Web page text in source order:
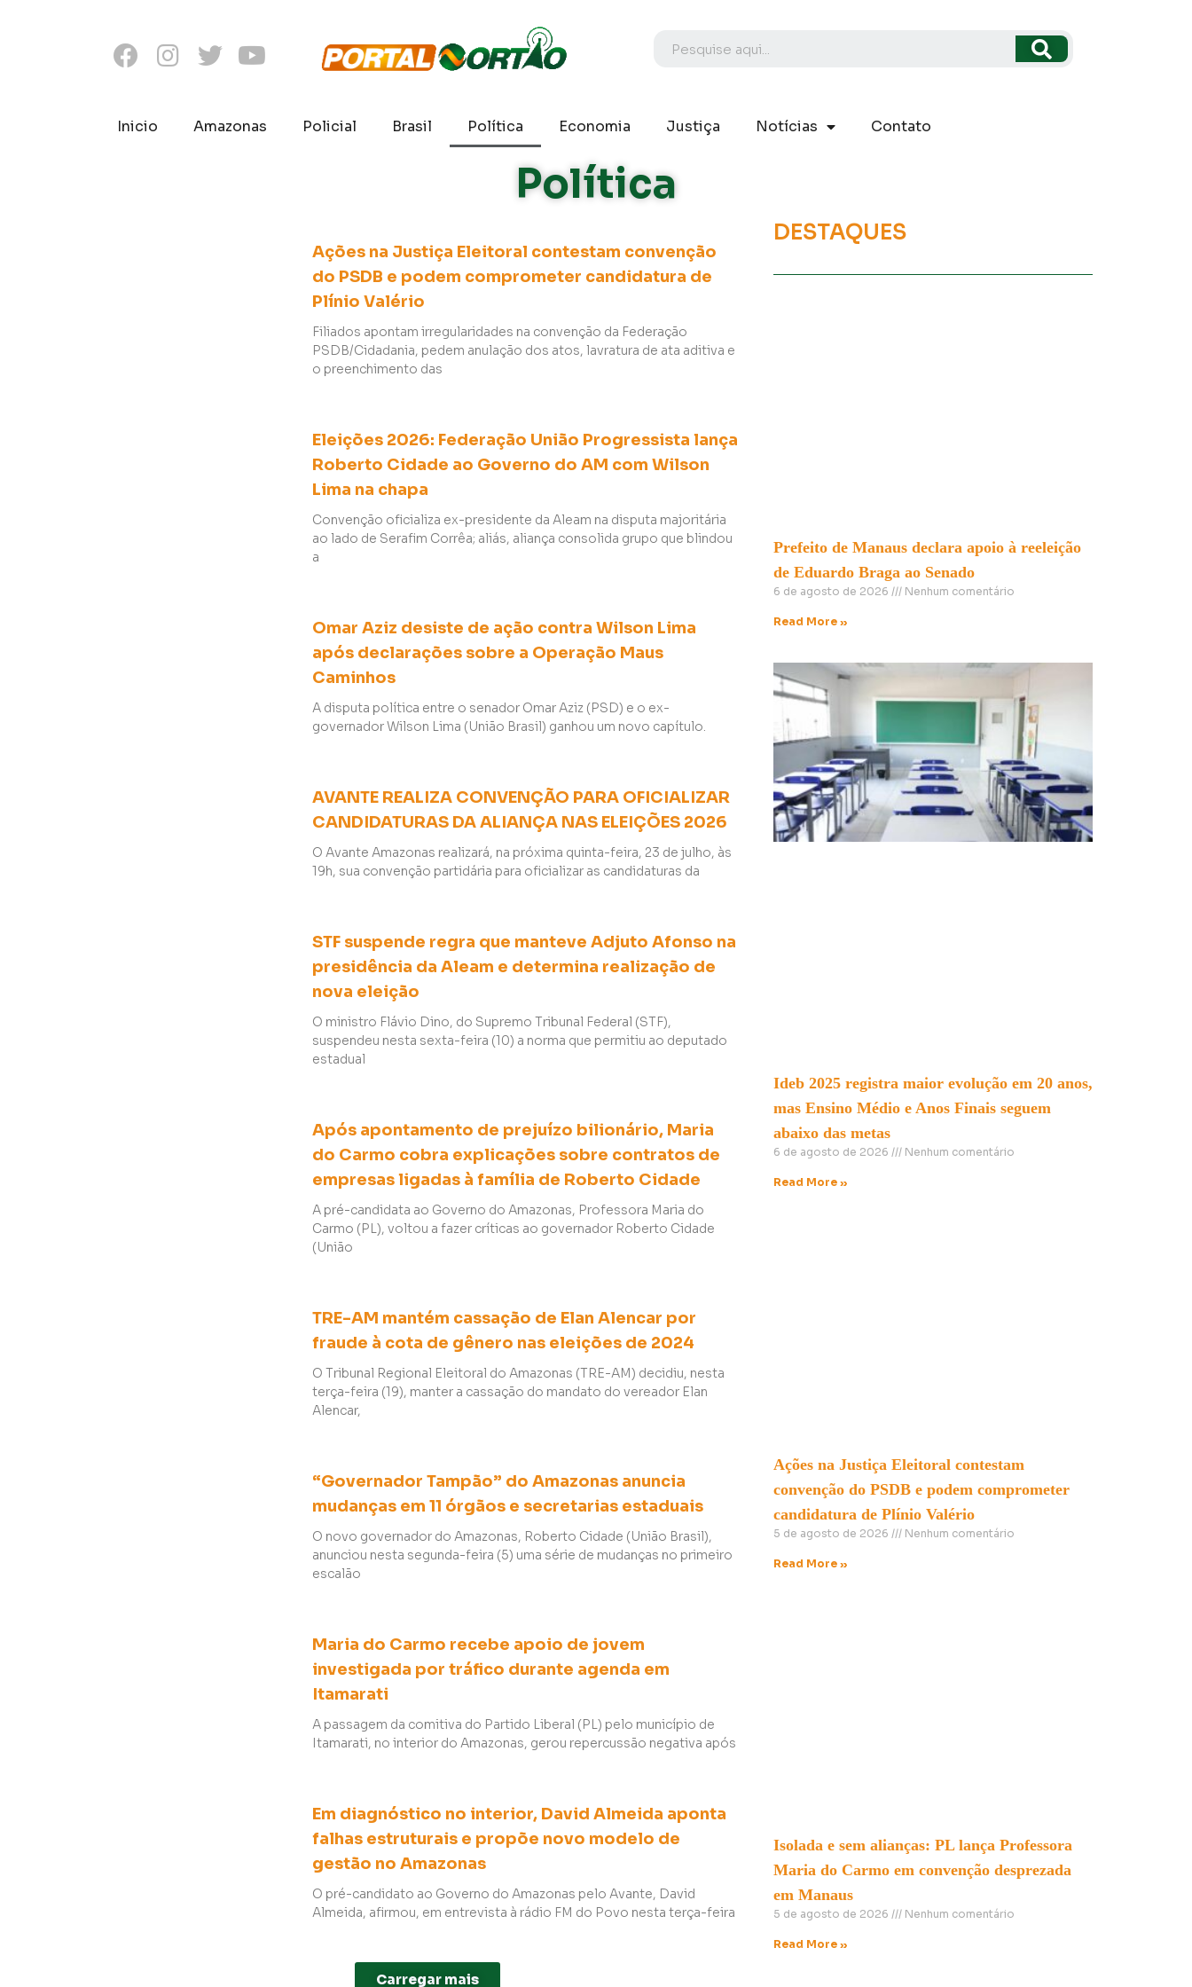
Inicio Amazonas Policial Brasil Política Economia Justiça Notícias Contato
Política
Ações na Justiça Eleitoral contestam convenção
do PSDB e podem comprometer candidatura de
Plínio Valério
Filiados apontam irregularidades na convenção da Federação
PSDB/Cidadania, pedem anulação dos atos, lavratura de ata aditiva e
o preenchimento das
Eleições 2026: Federação União Progressista lança
Roberto Cidade ao Governo do AM com Wilson
Lima na chapa
Convenção oficializa ex-presidente da Aleam na disputa majoritária
ao lado de Serafim Corrêa; aliás, aliança consolida grupo que blindou
a
Omar Aziz desiste de ação contra Wilson Lima
após declarações sobre a Operação Maus
Caminhos
A disputa política entre o senador Omar Aziz (PSD) e o ex-
governador Wilson Lima (União Brasil) ganhou um novo capítulo.
AVANTE REALIZA CONVENÇÃO PARA OFICIALIZAR
CANDIDATURAS DA ALIANÇA NAS ELEIÇÕES 2026
O Avante Amazonas realizará, na próxima quinta-feira, 23 de julho, às
19h, sua convenção partidária para oficializar as candidaturas da
STF suspende regra que manteve Adjuto Afonso na
presidência da Aleam e determina realização de
nova eleição
O ministro Flávio Dino, do Supremo Tribunal Federal (STF),
suspendeu nesta sexta-feira (10) a norma que permitiu ao deputado
estadual
Após apontamento de prejuízo bilionário, Maria
do Carmo cobra explicações sobre contratos de
empresas ligadas à família de Roberto Cidade
A pré-candidata ao Governo do Amazonas, Professora Maria do
Carmo (PL), voltou a fazer críticas ao governador Roberto Cidade
(União
TRE-AM mantém cassação de Elan Alencar por
fraude à cota de gênero nas eleições de 2024
O Tribunal Regional Eleitoral do Amazonas (TRE-AM) decidiu, nesta
terça-feira (19), manter a cassação do mandato do vereador Elan
Alencar,
“Governador Tampão” do Amazonas anuncia
mudanças em 11 órgãos e secretarias estaduais
O novo governador do Amazonas, Roberto Cidade (União Brasil),
anunciou nesta segunda-feira (5) uma série de mudanças no primeiro
escalão
Maria do Carmo recebe apoio de jovem
investigada por tráfico durante agenda em
Itamarati
A passagem da comitiva do Partido Liberal (PL) pelo município de
Itamarati, no interior do Amazonas, gerou repercussão negativa após
Em diagnóstico no interior, David Almeida aponta
falhas estruturais e propõe novo modelo de
gestão no Amazonas
O pré-candidato ao Governo do Amazonas pelo Avante, David
Almeida, afirmou, em entrevista à rádio FM do Povo nesta terça-feira
Carregar mais
DESTAQUES
Prefeito de Manaus declara apoio à reeleição
de Eduardo Braga ao Senado
6 de agosto de 2026 Nenhum comentário
Read More »
Ideb 2025 registra maior evolução em 20 anos,
mas Ensino Médio e Anos Finais seguem
abaixo das metas
6 de agosto de 2026 Nenhum comentário
Read More »
Ações na Justiça Eleitoral contestam
convenção do PSDB e podem comprometer
candidatura de Plínio Valério
5 de agosto de 2026 Nenhum comentário
Read More »
Isolada e sem alianças: PL lança Professora
Maria do Carmo em convenção desprezada
em Manaus
5 de agosto de 2026 Nenhum comentário
Read More »